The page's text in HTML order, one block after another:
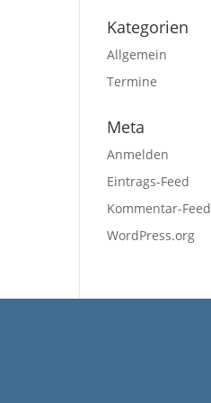
Kategorien
Allgemein
Termine
Meta
Anmelden
Eintrags-Feed
Kommentar-Feed
WordPress.org